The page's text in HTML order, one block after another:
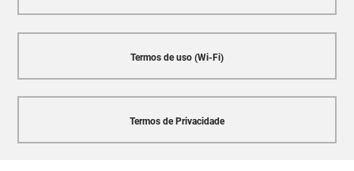
Termos de uso (Wi-Fi)
Termos de Privacidade